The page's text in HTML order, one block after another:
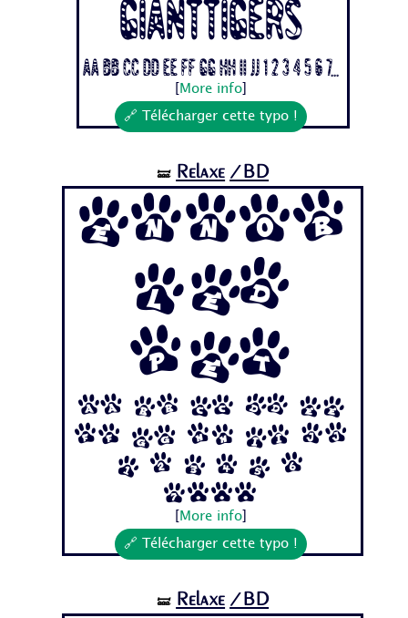
Gianttigers
Aa Bb Cc Dd Ee Ff Gg Hh Ii Jj 1 2 3 4 5 6 7...
More info]
🔗 Télécharger cette typo !
🝛 Relaxe /BD
Ennob
led
Pet
Aa Bb Cc Dd Ee
Ff Gg Hh Ii Jj
1 2 3 4 5 6
7...
More info
🔗 Télécharger cette typo !
🝛 Relaxe /BD